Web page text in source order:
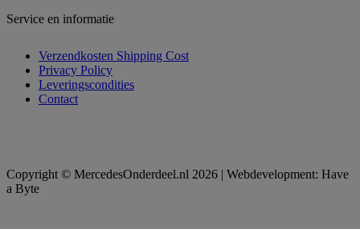
Service en informatie
Verzendkosten Shipping Cost
Privacy Policy
Leveringscondities
Contact
Copyright © MercedesOnderdeel.nl 2026 | Webdevelopment: Have
a Byte